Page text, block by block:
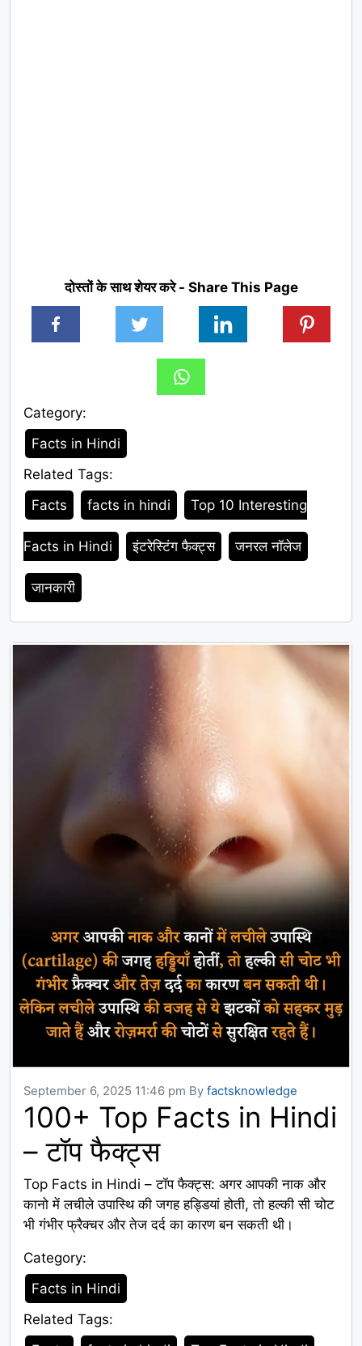
दोस्तों के साथ शेयर करे - Share This Page
Category:
Category
Facts in Hindi
Related Tags:
Tags
Facts facts in hindi Top 10 Interesting
Facts in Hindi इंटरेस्टिंग फैक्ट्स जनरल नॉलेज
जानकारी
September 6, 2025 11:46 pm By factsknowledge
100+ Top Facts in Hindi
– टॉप फैक्ट्स
Top Facts in Hindi – टॉप फैक्ट्स: अगर आपकी नाक और
कानो में लचीले उपास्थि की जगह हड्डियां होती, तो हल्की सी चोट
भी गंभीर फ्रैक्चर और तेज दर्द का कारण बन सकती थी।
Category:
Category
Facts in Hindi
Related Tags:
Tags